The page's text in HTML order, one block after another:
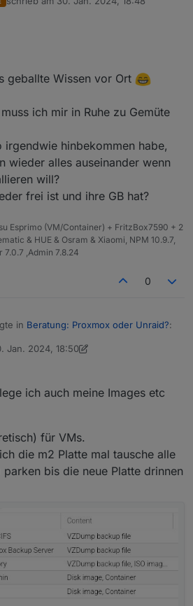
bei Containern überprovisionieren
ich adguard. Dem habe ich 500
wovon idr weniger als 10% belegt sind.
habe ich mit den Proxmox helper
12 GB kein zfs nehmen.
System eine 500 GB SSD.
dem System gegeben. Da können
Den Rest für VMs und CTs. Hab die
zweiten schnelleren Platte.
ist eine günstige enterprise ssd
zuletzt editiert von
geballte Wissen vor Ort
ich mir in Ruhe zu Gemüte
irgendwie hinbekommen habe,
wieder alles auseinander wenn
will?
frei ist und ihre GB hat?
Esprimo (VM/Container) + FritzBox7590 + 2
& HUE & Osram & Xiaomi, NPM 10.9.7,
7.0.7 ,Admin 7.8.24
0
in Beratung: Proxmox oder Unraid?:
verschenkt
Jan. 2024, 18:50
David G.
ich auch meine Images etc
für VMs.
die m2 Platte mal tausche alle
bis die neue Platte drinnen